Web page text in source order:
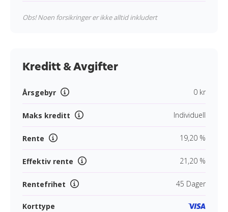
Obs! Noen forsikringer er ikke alltid inkludert
Kreditt & Avgifter
Årsgebyr 0 kr
Maks kreditt Individuell
Rente 19,20 %
Effektiv rente 21,20 %
Rentefrihet 45 Dager
Korttype